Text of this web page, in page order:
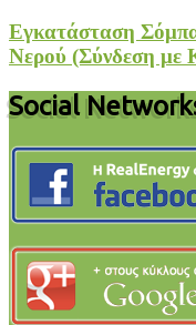
Εγκατάσταση
Νερού (Σύνδεση με
Social